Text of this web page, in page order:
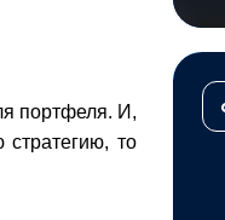
портфеля. И,
стратегию, то